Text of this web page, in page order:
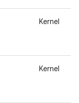
Kernel
Kernel